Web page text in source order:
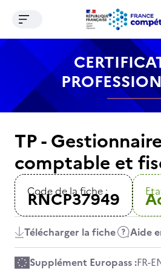
Contenu Recherche
Ouvrir le menu de navigation
TP - Gestionnaire
comptable et
Code de la fiche :
RNCP37949
Télécharger la fiche Aide
Supplément Europass :FR-